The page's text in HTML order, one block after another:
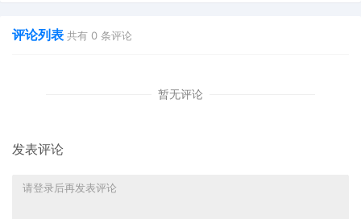
评论列表 共有 0 条评论
暂无评论
发表评论